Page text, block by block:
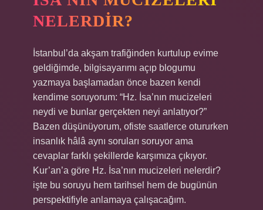
NELERDIR?
İstanbul’da akşam trafiğinden kurtulup evime
geldiğimde, bilgisayarımı açıp blogumu
yazmaya başlamadan önce bazen kendi
kendime soruyorum: “Hz. İsa’nın mucizeleri
neydi ve bunlar gerçekten neyi anlatıyor?”
Bazen düşünüyorum, ofiste saatlerce otururken
insanlık hâlâ aynı soruları soruyor ama
cevaplar farklı şekillerde karşımıza çıkıyor.
Kur’an’a göre Hz. İsa’nın mucizeleri nelerdir?
işte bu soruyu hem tarihsel hem de bugünün
perspektifiyle anlamaya çalışacağım.